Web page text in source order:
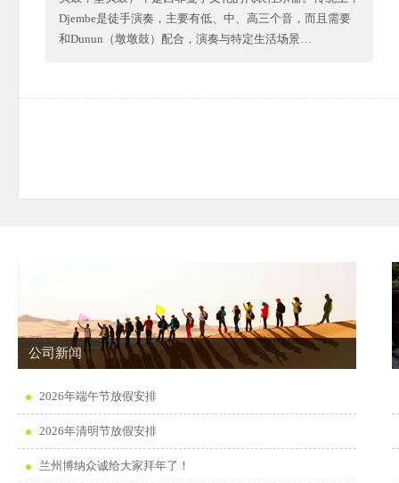
Djembe是徒手演奏，主要有低、中、高三个音，而且需要
和Dunun（墩墩鼓）配合，演奏与特定生活场景…
公司新闻
2026年端午节放假安排
2026年清明节放假安排
兰州博纳众诚给大家拜年了！